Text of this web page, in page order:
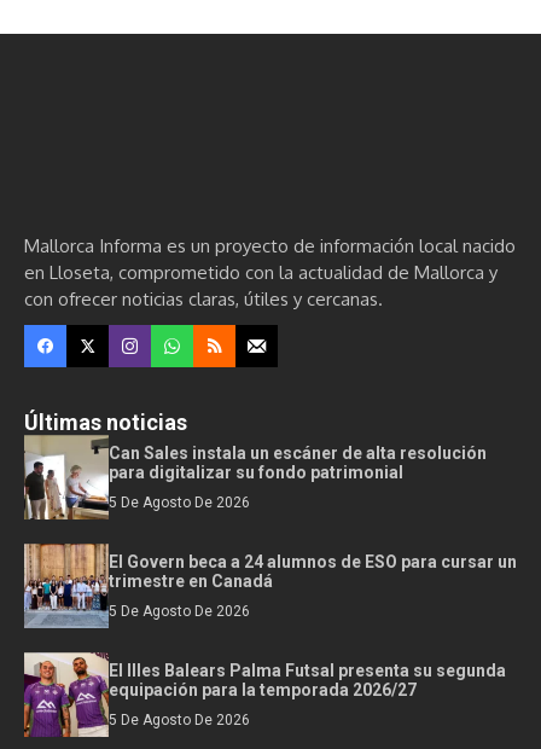
Mallorca Informa es un proyecto de información local nacido
en Lloseta, comprometido con la actualidad de Mallorca y
con ofrecer noticias claras, útiles y cercanas.
Últimas noticias
Can Sales instala un escáner de alta resolución
para digitalizar su fondo patrimonial
5 De Agosto De 2026
El Govern beca a 24 alumnos de ESO para cursar un
trimestre en Canadá
5 De Agosto De 2026
El Illes Balears Palma Futsal presenta su segunda
equipación para la temporada 2026/27
5 De Agosto De 2026